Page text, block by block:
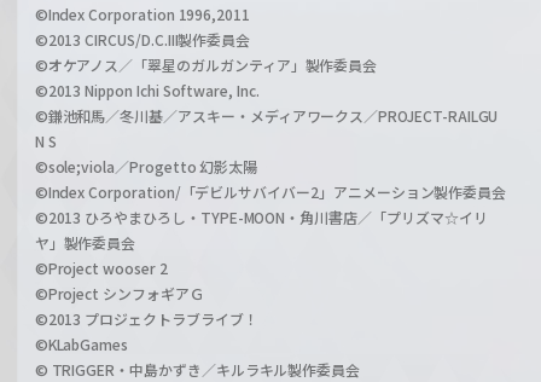
©Index Corporation 1996,2011
©2013 CIRCUS/D.C.III製作委員会
©オケアノス／「翠星のガルガンティア」製作委員会
©2013 Nippon Ichi Software, Inc.
©鎌池和馬／冬川基／アスキー・メディアワークス／PROJECT-RAILGU
N S
©sole;viola／Progetto 幻影太陽
©Index Corporation/「デビルサバイバー2」アニメーション製作委員会
©2013 ひろやまひろし・TYPE-MOON・角川書店／「プリズマ☆イリ
ヤ」製作委員会
©Project wooser 2
©Project シンフォギアＧ
©2013 プロジェクトラブライブ！
©KLabGames
© TRIGGER・中島かずき／キルラキル製作委員会